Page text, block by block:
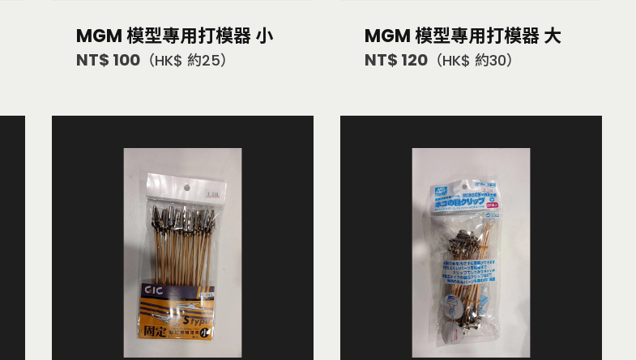
MGM 模型專用打模器 小
NT$ 100 （HK$ 約25）
MGM 模型專用打模器 大
NT$ 120 （HK$ 約30）